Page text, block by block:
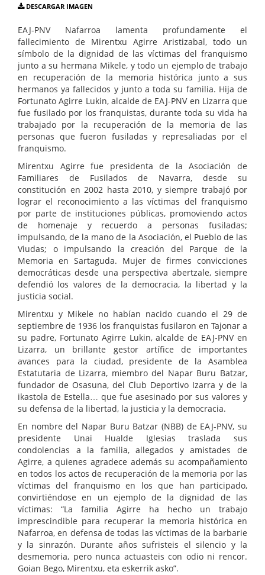
DESCARGAR IMAGEN
EAJ-PNV Nafarroa lamenta profundamente el
fallecimiento de Mirentxu Agirre Aristizabal, todo un
símbolo de la dignidad de las víctimas del franquismo
junto a su hermana Mikele, y todo un ejemplo de trabajo
en recuperación de la memoria histórica junto a sus
hermanos ya fallecidos y junto a toda su familia. Hija de
Fortunato Agirre Lukin, alcalde de EAJ-PNV en Lizarra que
fue fusilado por los franquistas, durante toda su vida ha
trabajado por la recuperación de la memoria de las
personas que fueron fusiladas y represaliadas por el
franquismo.
Mirentxu Agirre fue presidenta de la Asociación de
Familiares de Fusilados de Navarra, desde su
constitución en 2002 hasta 2010, y siempre trabajó por
lograr el reconocimiento a las víctimas del franquismo
por parte de instituciones públicas, promoviendo actos
de homenaje y recuerdo a personas fusiladas;
impulsando, de la mano de la Asociación, el Pueblo de las
Viudas; o impulsando la creación del Parque de la
Memoria en Sartaguda. Mujer de firmes convicciones
democráticas desde una perspectiva abertzale, siempre
defendió los valores de la democracia, la libertad y la
justicia social.
Mirentxu y Mikele no habían nacido cuando el 29 de
septiembre de 1936 los franquistas fusilaron en Tajonar a
su padre, Fortunato Agirre Lukin, alcalde de EAJ-PNV en
Lizarra, un brillante gestor artífice de importantes
avances para la ciudad, presidente de la Asamblea
Estatutaria de Lizarra, miembro del Napar Buru Batzar,
fundador de Osasuna, del Club Deportivo Izarra y de la
ikastola de Estella… que fue asesinado por sus valores y
su defensa de la libertad, la justicia y la democracia.
En nombre del Napar Buru Batzar (NBB) de EAJ-PNV, su
presidente Unai Hualde Iglesias traslada sus
condolencias a la familia, allegados y amistades de
Agirre, a quienes agradece además su acompañamiento
en todos los actos de recuperación de la memoria por las
víctimas del franquismo en los que han participado,
convirtiéndose en un ejemplo de la dignidad de las
víctimas: “La familia Agirre ha hecho un trabajo
imprescindible para recuperar la memoria histórica en
Nafarroa, en defensa de todas las víctimas de la barbarie
y la sinrazón. Durante años sufristeis el silencio y la
desmemoria, pero nunca actuasteis con odio ni rencor.
Goian Bego, Mirentxu, eta eskerrik asko”.